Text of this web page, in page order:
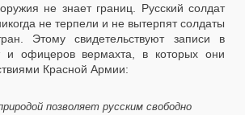
не знает границ. Русский солдат
не терпели и не вытерпят солдаты
Этому свидетельствуют записи в
и офицеров вермахта, в которых они
Красной Армии:
позволяет русским свободно